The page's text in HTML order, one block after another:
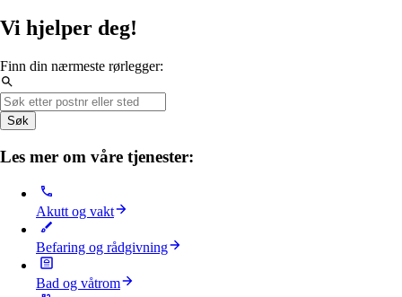
Vi hjelper deg!
Finn din nærmeste rørlegger:
Søk
Les mer om våre tjenester:
Akutt og vakt
Befaring og rådgivning
Bad og våtrom